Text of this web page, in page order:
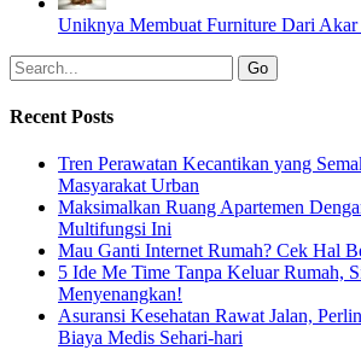
Uniknya Membuat Furniture Dari Akar
Recent Posts
Tren Perawatan Kecantikan yang
Masyarakat Urban
Maksimalkan Ruang Apartemen
Multifungsi Ini
Mau Ganti Internet Rumah? Cek Hal
5 Ide Me Time Tanpa Keluar Rumah,
Menyenangkan!
Asuransi Kesehatan Rawat Jalan,
Biaya Medis Sehari-hari